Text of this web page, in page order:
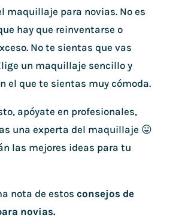
maquillaje para novias. No es
hay que reinventarse o
No te sientas que vas
un maquillaje sencillo y
el que te sientas muy cómoda.
apóyate en profesionales,
una experta del maquillaje 😛
las mejores ideas para tu
nota de estos consejos de
novias.